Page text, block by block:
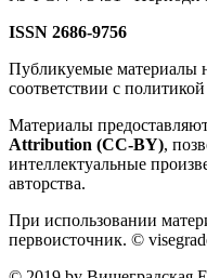
ISSN 2686-9756
Публикуемые материалы
соответствии с политикой
Материалы
Attribution (CC-BY),
интеллектуальные
авторства.
При использовании
первоисточник. ©